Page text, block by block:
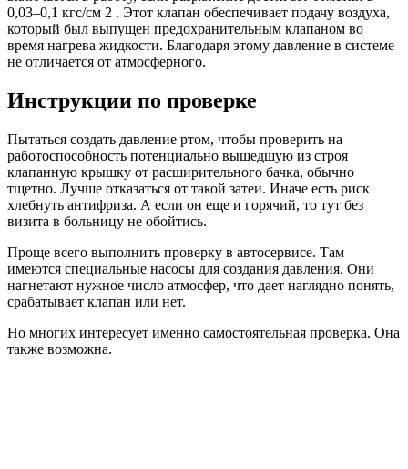
0,03–0,1 кгс/см 2 . Этот клапан обеспечивает подачу воздуха,
который был выпущен предохранительным клапаном во
время нагрева жидкости. Благодаря этому давление в системе
не отличается от атмосферного.
Инструкции по проверке
Пытаться создать давление ртом, чтобы проверить на
работоспособность потенциально вышедшую из строя
клапанную крышку от расширительного бачка, обычно
тщетно. Лучше отказаться от такой затеи. Иначе есть риск
хлебнуть антифриза. А если он еще и горячий, то тут без
визита в больницу не обойтись.
Проще всего выполнить проверку в автосервисе. Там
имеются специальные насосы для создания давления. Они
нагнетают нужное число атмосфер, что дает наглядно понять,
срабатывает клапан или нет.
Но многих интересует именно самостоятельная проверка. Она
также возможна.